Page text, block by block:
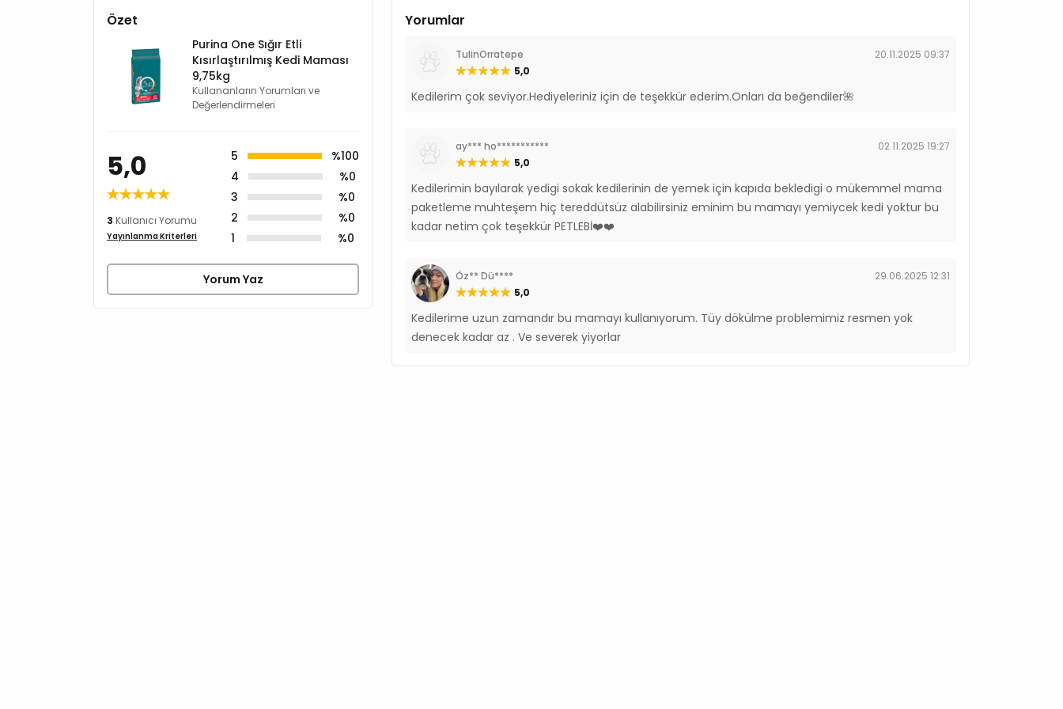
Bakır Sülfat Pentahidrat
Mangan Sülfat Monohidrat
Özet
Purina One Sığır Etli
Kısırlaştırılmış Kedi Maması
9,75kg
Kullananların Yorumları ve
Değerlendirmeleri
5,0
3 Kullanıcı Yorumu
Yayınlanma Kriterleri
5
%100
4
%0
3
%0
2
%0
1
%0
Yorum Yaz
Yorumlar
TulinOrratepe
20.11.2025 09:37
5,0
Kedilerim çok seviyor.Hediyeleriniz için de teşekkür ederim.Onları da beğendiler🌺
ay*** ho***********
02.11.2025 19:27
5,0
Kedilerimin bayılarak yedigi sokak kedilerinin de yemek için kapıda bekledigi o mükemmel mama
paketleme muhteşem hiç tereddütsüz alabilirsiniz eminim bu mamayı yemiycek kedi yoktur bu
kadar netim çok teşekkür PETLEBİ❤️❤️
Öz** Dü****
29.06.2025 12:31
5,0
Kedilerime uzun zamandır bu mamayı kullanıyorum. Tüy dökülme problemimiz resmen yok
denecek kadar az . Ve severek yiyorlar